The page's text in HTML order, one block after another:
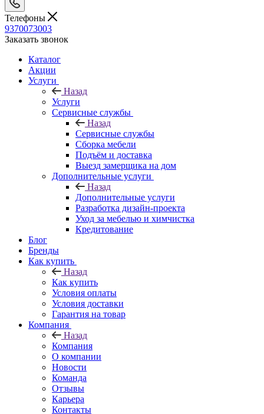
Телефоны
9370073003
Заказать звонок
Каталог
Акции
Услуги
Назад
Услуги
Сервисные службы
Назад
Сервисные службы
Сборка мебели
Подъём и доставка
Выезд замерщика на дом
Дополнительные услуги
Назад
Дополнительные услуги
Разработка дизайн-проекта
Уход за мебелью и химчистка
Кредитование
Блог
Бренды
Как купить
Назад
Как купить
Условия оплаты
Условия доставки
Гарантия на товар
Компания
Назад
Компания
О компании
Новости
Команда
Отзывы
Карьера
Контакты